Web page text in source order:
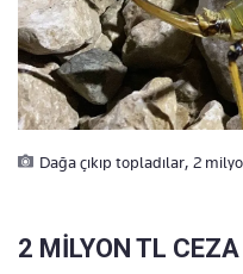
Dağa çıkıp topladılar, 2
2 MİLYON TL